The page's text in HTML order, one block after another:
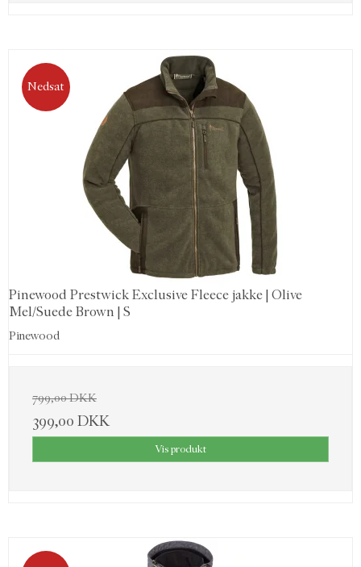
Nedsat
Pinewood Prestwick Exclusive Fleece jakke | Olive
Mel/Suede Brown | S
Pinewood
799,00 DKK
399,00 DKK
Vis produkt